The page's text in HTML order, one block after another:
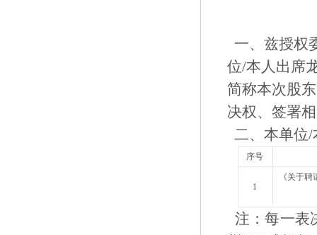
一、兹授
位/本人出席
简称本次股
决权、签
二、本单位
序号
1
《关于
注：每一表